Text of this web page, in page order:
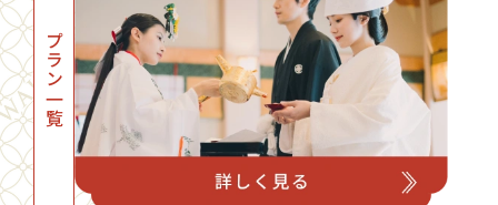
プラン一覧